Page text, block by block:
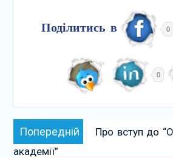
Поділитись в 0
0
Навігація
записів
Попередній
Про вступ до
академії”